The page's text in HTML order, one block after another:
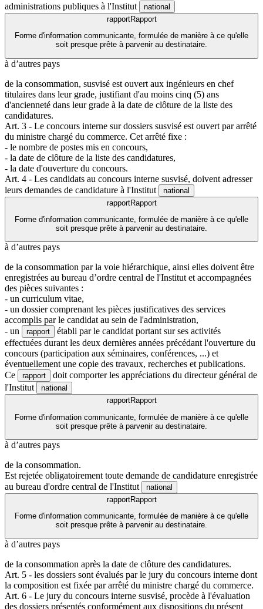
administrations publiques à l'Institut
national
rapportRapport
Forme d'information communicante, formulée de manière à ce qu'elle
soit presque prête à parvenir au destinataire.
à d’autres pays
de la consommation, susvisé est ouvert aux ingénieurs en chef
titulaires dans leur grade, justifiant d'au moins cinq (5) ans
d'ancienneté dans leur grade à la date de clôture de la liste des
candidatures.
Art. 3 - Le concours interne sur dossiers susvisé est ouvert par arrêté
du ministre chargé du commerce. Cet arrêté fixe :
- le nombre de postes mis en concours,
- la date de clôture de la liste des candidatures,
- la date d'ouverture du concours.
Art. 4 - Les candidats au concours interne susvisé, doivent adresser
leurs demandes de candidature à l'Institut
national
rapportRapport
Forme d'information communicante, formulée de manière à ce qu'elle
soit presque prête à parvenir au destinataire.
à d’autres pays
de la consommation par la voie hiérarchique, ainsi elles doivent être
enregistrées au bureau d’ordre central de l'Institut et accompagnées
des pièces suivantes :
- un curriculum vitae,
- un dossier comprenant les pièces justificatives des services
accomplis par le candidat au sein de l'administration,
- un
rapport
établi par le candidat portant sur ses activités
effectuées durant les deux dernières années précédant l'ouverture du
concours (participation aux séminaires, conférences, ...) et
éventuellement une copie des travaux, recherches et publications.
Ce
rapport
doit comporter les appréciations du directeur général de
l'Institut
national
rapportRapport
Forme d'information communicante, formulée de manière à ce qu'elle
soit presque prête à parvenir au destinataire.
à d’autres pays
de la consommation.
Est rejetée obligatoirement toute demande de candidature enregistrée
au bureau d'ordre central de l'Institut
national
rapportRapport
Forme d'information communicante, formulée de manière à ce qu'elle
soit presque prête à parvenir au destinataire.
à d’autres pays
de la consommation après la date de clôture des candidatures.
Art. 5 - les dossiers sont évalués par le jury du concours interne dont
la composition est fixée par arrêté du ministre chargé du commerce.
Art. 6 - Le jury du concours interne susvisé, procède à l'évaluation
des dossiers présentés conformément aux dispositions du présent